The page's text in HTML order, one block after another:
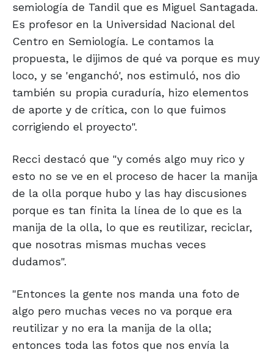
semiología de Tandil que es Miguel Santagada.
Es profesor en la Universidad Nacional del
Centro en Semiología. Le contamos la
propuesta, le dijimos de qué va porque es muy
loco, y se 'enganchó', nos estimuló, nos dio
también su propia curaduría, hizo elementos
de aporte y de crítica, con lo que fuimos
corrigiendo el proyecto".
Recci destacó que "y comés algo muy rico y
esto no se ve en el proceso de hacer la manija
de la olla porque hubo y las hay discusiones
porque es tan finita la línea de lo que es la
manija de la olla, lo que es reutilizar, reciclar,
que nosotras mismas muchas veces
dudamos".
"Entonces la gente nos manda una foto de
algo pero muchas veces no va porque era
reutilizar y no era la manija de la olla;
entonces toda las fotos que nos envía la